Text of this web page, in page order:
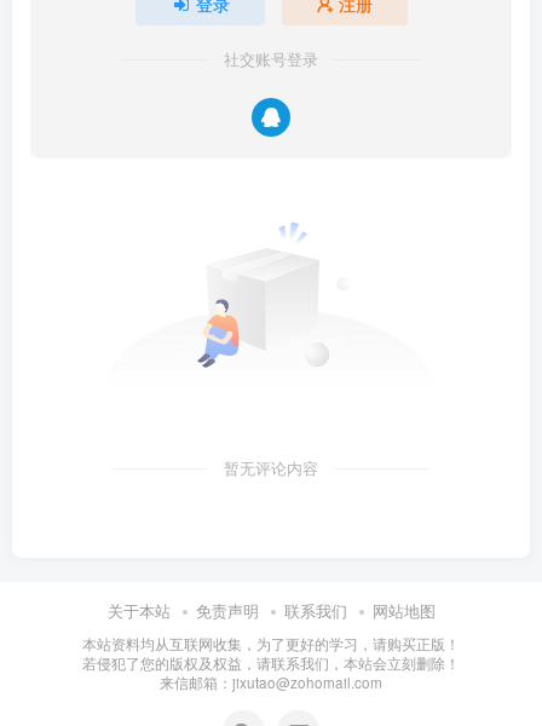
社交账号登录
暂无评论内容
关于本站 免责声明 联系我们 网站地图
本站资料均从互联网收集，为了更好的学习，请购买正版！
若侵犯了您的版权及权益，请联系我们，本站会立刻删除！
来信邮箱：jixutao@zohomail.com